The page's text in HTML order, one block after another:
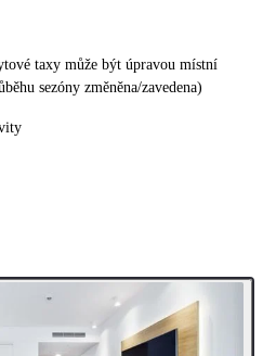
taxy může být úpravou místní
sezóny změněna/zavedena)